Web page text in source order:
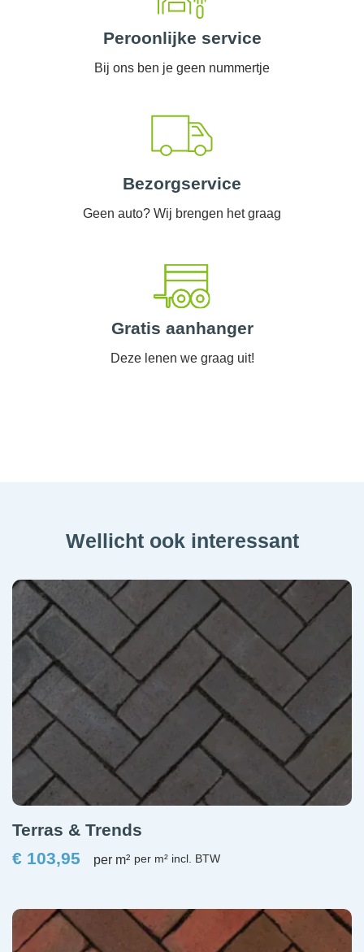
Peroonlijke service
Bij ons ben je geen nummertje
Bezorgservice
Geen auto? Wij brengen het graag
Gratis aanhanger
Deze lenen we graag uit!
Wellicht ook interessant
Terras & Trends
€ 103,95 per m²